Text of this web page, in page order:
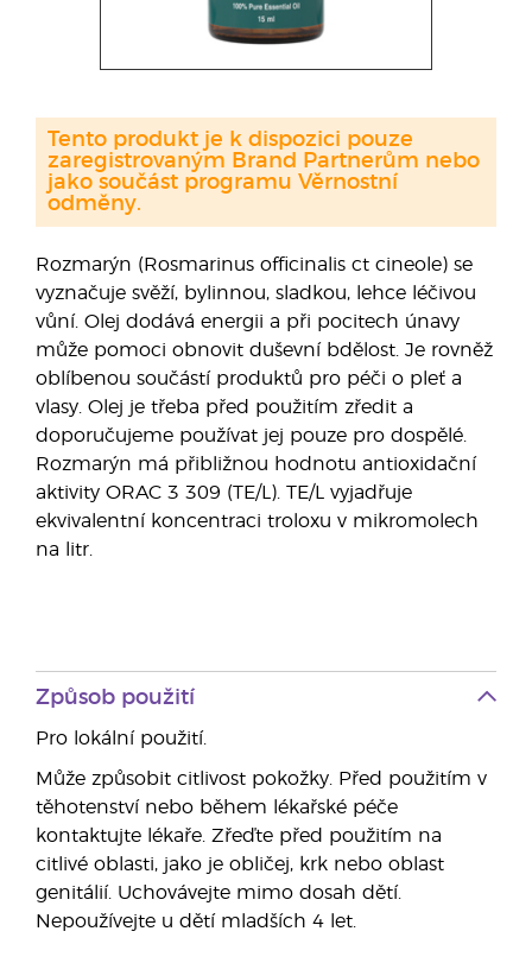
Rozmarýn (Rosmarinus officinalis ct cineole) se
vyznačuje svěží, bylinnou, sladkou, lehce léčivou
vůní. Olej dodává energii a při pocitech únavy
může pomoci obnovit duševní bdělost. Je rovněž
oblíbenou součástí produktů pro péči o pleť a
vlasy. Olej je třeba před použitím zředit a
doporučujeme používat jej pouze pro dospělé.
Rozmarýn má přibližnou hodnotu antioxidační
aktivity ORAC 3 309 (TE/L). TE/L vyjadřuje
ekvivalentní koncentraci troloxu v mikromolech
na litr.
Tento produkt je k dispozici pouze
zaregistrovaným Brand Partnerům nebo
jako součást programu Věrnostní
odměny.
Způsob použití
Pro lokální použití.
Může způsobit citlivost pokožky. Před použitím v
těhotenství nebo během lékařské péče
kontaktujte lékaře. Zřeďte před použitím na
citlivé oblasti, jako je obličej, krk nebo oblast
genitálií. Uchovávejte mimo dosah dětí.
Nepoužívejte u dětí mladších 4 let.